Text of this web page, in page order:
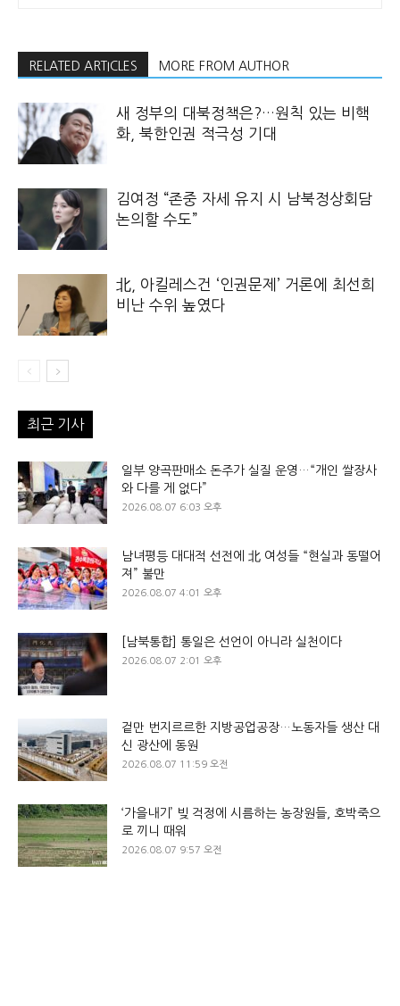
RELATED ARTICLES MORE FROM AUTHOR
새 정부의 대북정책은?…원칙 있는 비핵
화, 북한인권 적극성 기대
김여정 “존중 자세 유지 시 남북정상회담
논의할 수도”
北, 아킬레스건 ‘인권문제’ 거론에 최선희
비난 수위 높였다
최근 기사
일부 양곡판매소 돈주가 실질 운영…“개인 쌀장사
와 다를 게 없다”
2026.08.07 6:03 오후
남녀평등 대대적 선전에 北 여성들 “현실과 동떨어
져” 불만
2026.08.07 4:01 오후
[남북통합] 통일은 선언이 아니라 실천이다
2026.08.07 2:01 오후
겉만 번지르르한 지방공업공장…노동자들 생산 대
신 광산에 동원
2026.08.07 11:59 오전
‘가을내기’ 빚 걱정에 시름하는 농장원들, 호박죽으
로 끼니 때워
2026.08.07 9:57 오전